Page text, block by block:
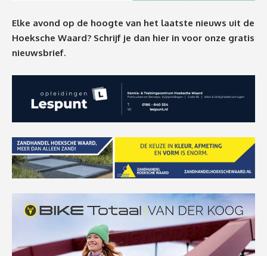
Elke avond op de hoogte van het laatste nieuws uit de
Hoeksche Waard? Schrijf je dan hier in voor onze gratis
nieuwsbrief.